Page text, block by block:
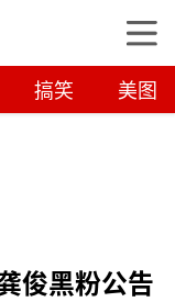
搞笑 美图
俊黑粉公告